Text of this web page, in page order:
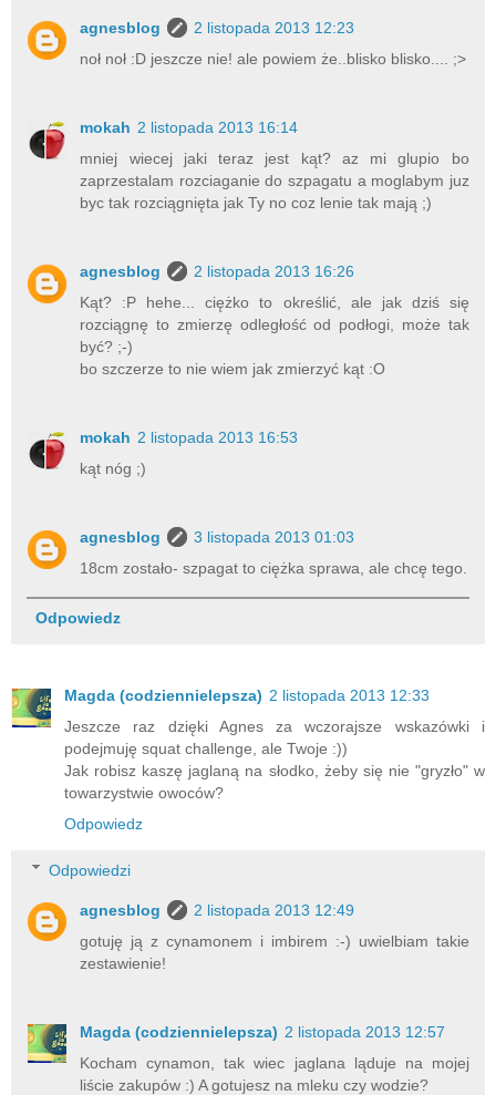
agnesblog
2 listopada 2013 12:23
noł noł :D jeszcze nie! ale powiem że..blisko blisko.... ;>
mokah 2 listopada 2013 16:14
mniej wiecej jaki teraz jest kąt? az mi glupio bo
zaprzestalam rozciaganie do szpagatu a moglabym juz
byc tak rozciągnięta jak Ty no coz lenie tak mają ;)
agnesblog
2 listopada 2013 16:26
Kąt? :P hehe... ciężko to określić, ale jak dziś się
rozciągnę to zmierzę odległość od podłogi, może tak
być? ;-)
bo szczerze to nie wiem jak zmierzyć kąt :O
mokah 2 listopada 2013 16:53
kąt nóg ;)
agnesblog
3 listopada 2013 01:03
18cm zostało- szpagat to ciężka sprawa, ale chcę tego.
Odpowiedz
Magda (codziennielepsza) 2 listopada 2013 12:33
Jeszcze raz dzięki Agnes za wczorajsze wskazówki i
podejmuję squat challenge, ale Twoje :))
Jak robisz kaszę jaglaną na słodko, żeby się nie "gryzło" w
towarzystwie owoców?
Odpowiedz
Odpowiedzi
agnesblog
2 listopada 2013 12:49
gotuję ją z cynamonem i imbirem :-) uwielbiam takie
zestawienie!
Magda (codziennielepsza) 2 listopada 2013 12:57
Kocham cynamon, tak wiec jaglana ląduje na mojej
liście zakupów :) A gotujesz na mleku czy wodzie?